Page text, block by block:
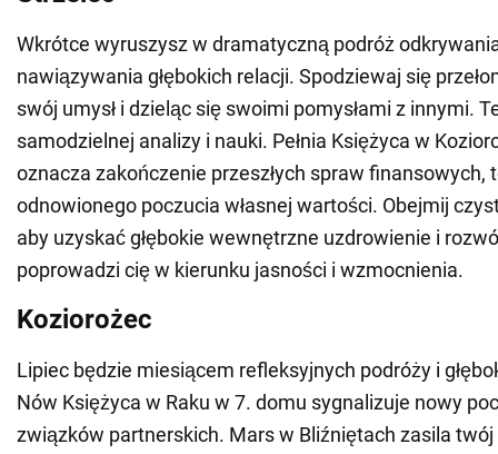
Wkrótce wyruszysz w dramatyczną podróż
nawiązywania głębokich relacji. Spodziewaj się
swój umysł i dzieląc się swoimi pomysłami z innymi.
samodzielnej analizy i nauki. Pełnia Księżyca w
oznacza zakończenie przeszłych spraw finansowych,
odnowionego poczucia własnej wartości. Obejmij
aby uzyskać głębokie wewnętrzne uzdrowienie i
poprowadzi cię w kierunku jasności i wzmocnienia.
Koziorożec
Lipiec będzie miesiącem refleksyjnych podróży i
Nów Księżyca w Raku w 7. domu sygnalizuje nowy
związków partnerskich. Mars w Bliźniętach zasila twój